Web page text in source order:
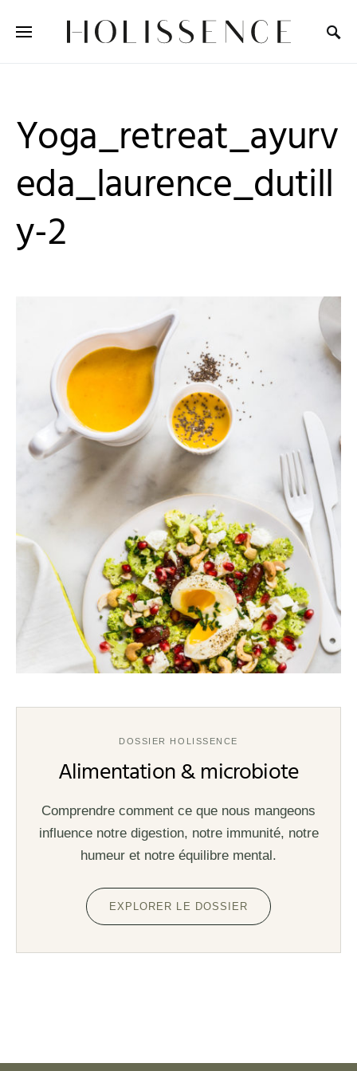
Yoga_retreat_ayurv
eda_laurence_dutill
y-2
DOSSIER HOLISSENCE
Alimentation & microbiote
Comprendre comment ce que nous mangeons
influence notre digestion, notre immunité, notre
humeur et notre équilibre mental.
EXPLORER LE DOSSIER